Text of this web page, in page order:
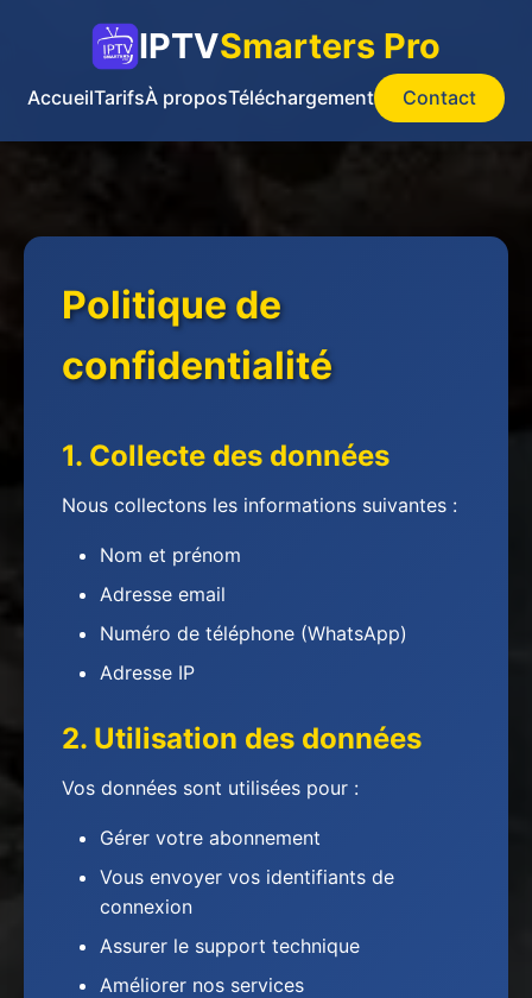
IPTVSmarters Pro
AccueilTarifsÀ proposTéléchargement Contact
Politique de
confidentialité
1. Collecte des données
Nous collectons les informations suivantes :
Nom et prénom
Adresse email
Numéro de téléphone (WhatsApp)
Adresse IP
2. Utilisation des données
Vos données sont utilisées pour :
Gérer votre abonnement
Vous envoyer vos identifiants de
connexion
Assurer le support technique
Améliorer nos services